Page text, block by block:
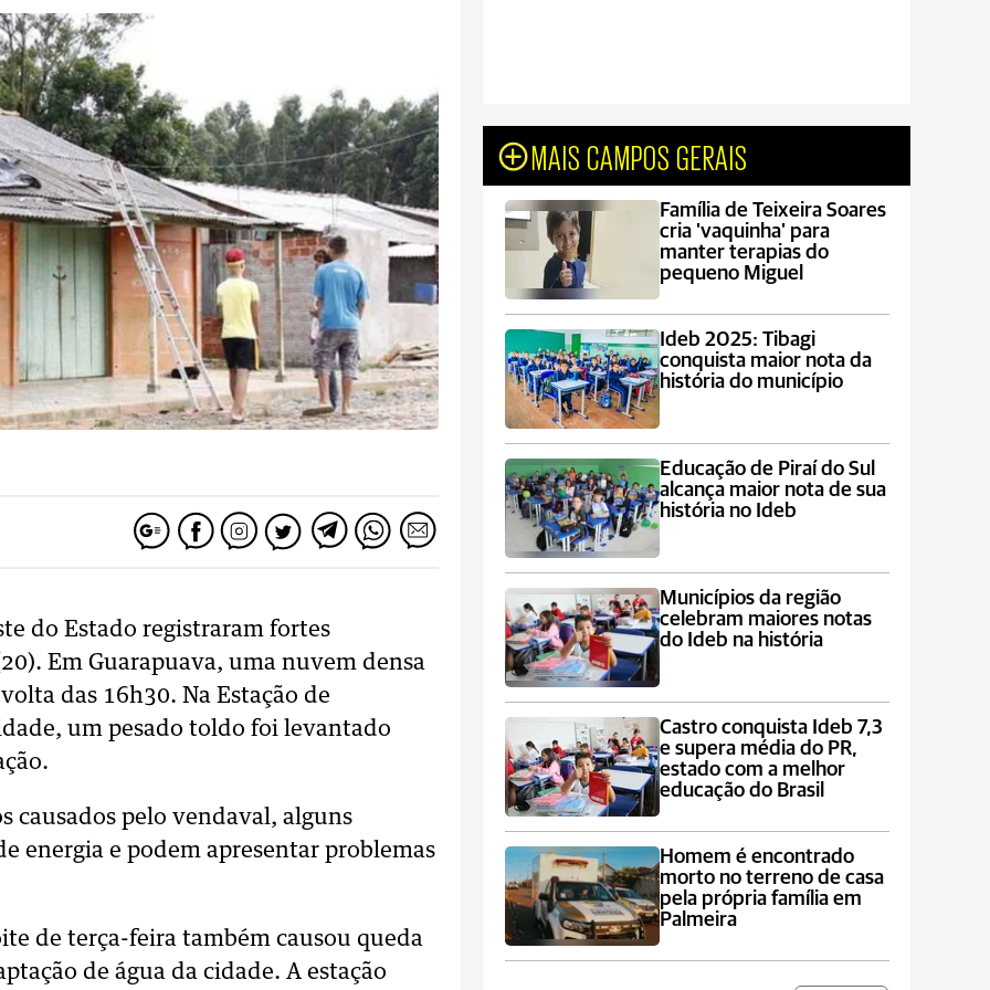
do Estado registraram fortes
Em Guarapuava, uma nuvem densa
das 16h30. Na Estação de
um pesado toldo foi levantado
causados pelo vendaval, alguns
energia e podem apresentar problemas
de terça-feira também causou queda
de água da cidade. A estação
MAIS CAMPOS GERAIS
Família de Teixeira Soares
cria 'vaquinha' para
manter terapias do
pequeno Miguel
Ideb 2025: Tibagi
conquista maior nota da
história do município
Educação de Piraí do Sul
alcança maior nota de sua
história no Ideb
Municípios da região
celebram maiores notas
do Ideb na história
Castro conquista Ideb 7,3
e supera média do PR,
estado com a melhor
educação do Brasil
Homem é encontrado
morto no terreno de casa
pela própria família em
Palmeira